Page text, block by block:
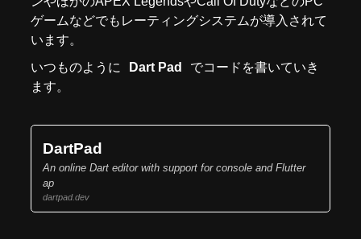
ゲームなどでもレーティングシステムが導入されて
います。
いつものように
Dart Pad
でコードを書いていき
ます。
DartPad
An online Dart editor with support for console and Flutter
ap
dartpad.dev